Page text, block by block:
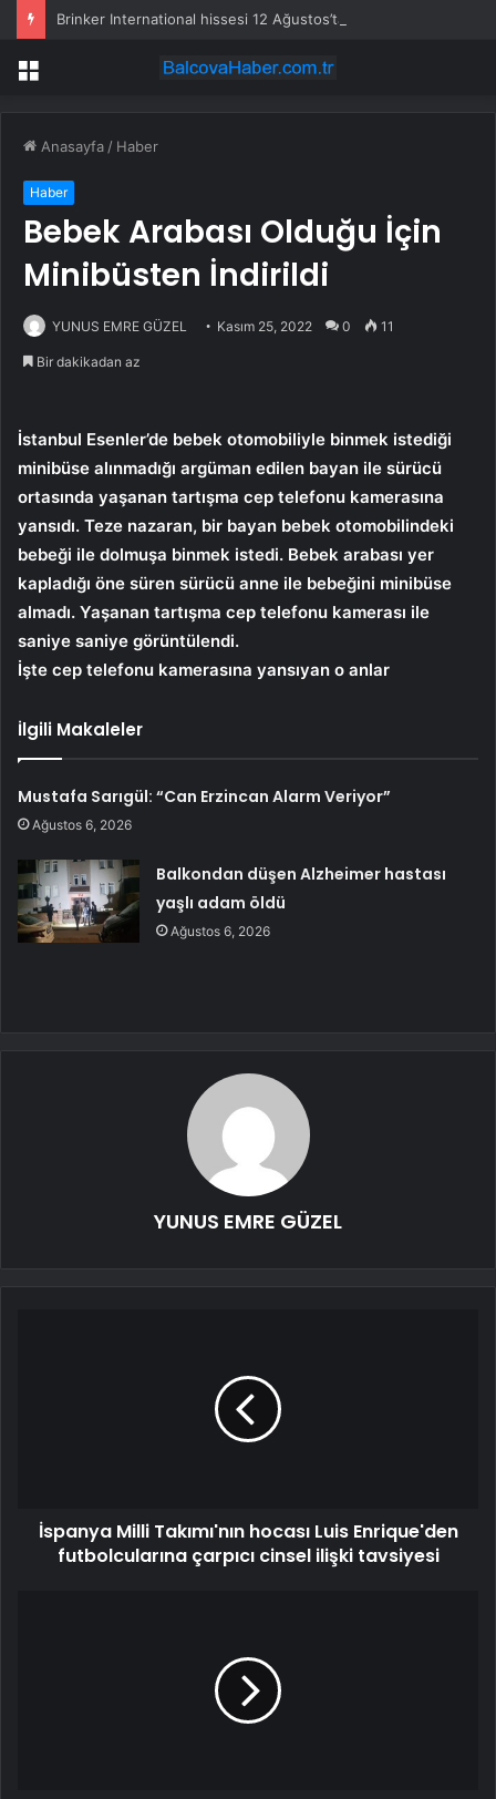
Menü
Anasayfa / Haber
Haber
Bebek Arabası Olduğu İçin
Minibüsten İndirildi
YUNUS EMRE GÜZEL Kasım 25, 2022 0 11
Bir dakikadan az
İstanbul Esenler’de bebek otomobiliyle binmek istediği
minibüse alınmadığı argüman edilen bayan ile sürücü
ortasında yaşanan tartışma cep telefonu kamerasına
yansıdı. Teze nazaran, bir bayan bebek otomobilindeki
bebeği ile dolmuşa binmek istedi. Bebek arabası yer
kapladığı öne süren sürücü anne ile bebeğini minibüse
almadı. Yaşanan tartışma cep telefonu kamerası ile
saniye saniye görüntülendi.
İşte cep telefonu kamerasına yansıyan o anlar
İlgili Makaleler
Mustafa Sarıgül: “Can Erzincan Alarm Veriyor”
Ağustos 6, 2026
Balkondan düşen Alzheimer hastası
yaşlı adam öldü
Ağustos 6, 2026
YUNUS EMRE GÜZEL
İspanya Milli Takımı'nın hocası Luis Enrique'den
futbolcularına çarpıcı cinsel ilişki tavsiyesi